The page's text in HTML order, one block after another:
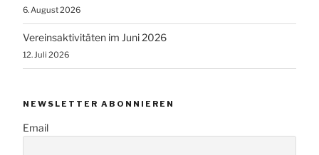
6. August 2026
Vereinsaktivitäten im Juni 2026
12. Juli 2026
NEWSLETTER ABONNIEREN
Email